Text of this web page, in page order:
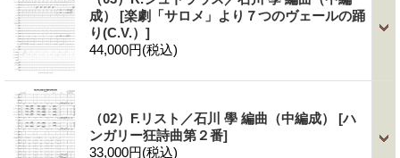
成） [楽劇「サロメ」より７つのヴェールの踊
り(C.V.）]
44,000円(税込)
（02）F.リスト／石川 學 編曲（中編成） [ハ
ンガリー狂詩曲第２番]
33,000円(税込)